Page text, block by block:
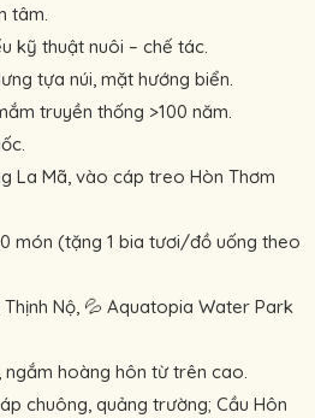
tâm.
kỹ thuật nuôi – chế tác.
tựa núi, mặt hướng biển.
truyền thống >100 năm.
La Mã, vào cáp treo Hòn Thơm
món (tặng 1 bia tươi/đồ uống theo
Thịnh Nộ, 💦 Aquatopia Water Park
ngắm hoàng hôn từ trên cao.
chuông, quảng trường; Cầu Hôn